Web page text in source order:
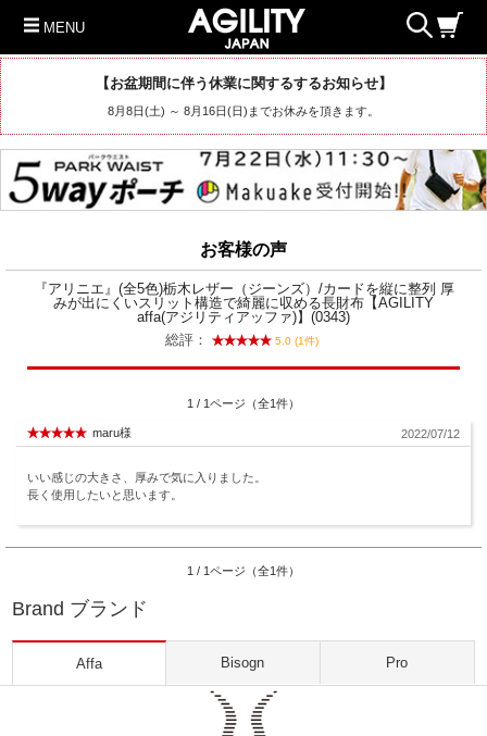
MENU
【お盆期間に伴う休業に関するするお知らせ】
8月8日(土) ～ 8月16日(日)までお休みを頂きます。
お客様の声
『アリニエ』(全5色)栃木レザー（ジーンズ）/カードを縦に整列 厚
みが出にくいスリット構造で綺麗に収める長財布【AGILITY
affa(アジリティアッファ)】(0343)
総評：
5.0 (1件)
1 / 1ページ（全1件）
maru様 2022/07/12
いい感じの大きさ、厚みで気に入りました。
長く使用したいと思います。
1 / 1ページ（全1件）
Brand ブランド
Affa Bisogn Pro